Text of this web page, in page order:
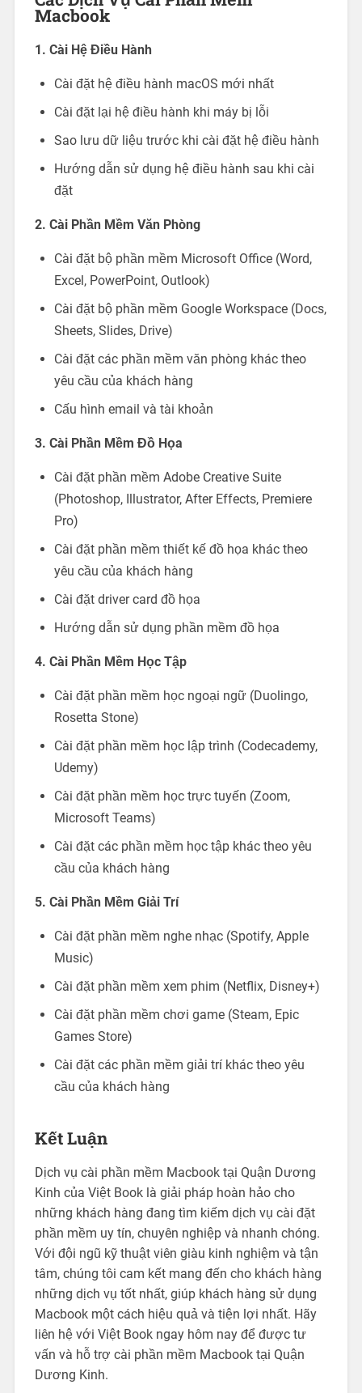
Macbook
1. Cài Hệ Điều Hành
Cài đặt hệ điều hành macOS mới nhất
Cài đặt lại hệ điều hành khi máy bị lỗi
Sao lưu dữ liệu trước khi cài đặt hệ điều hành
Hướng dẫn sử dụng hệ điều hành sau khi cài
đặt
2. Cài Phần Mềm Văn Phòng
Cài đặt bộ phần mềm Microsoft Office (Word,
Excel, PowerPoint, Outlook)
Cài đặt bộ phần mềm Google Workspace (Docs,
Sheets, Slides, Drive)
Cài đặt các phần mềm văn phòng khác theo
yêu cầu của khách hàng
Cấu hình email và tài khoản
3. Cài Phần Mềm Đồ Họa
Cài đặt phần mềm Adobe Creative Suite
(Photoshop, Illustrator, After Effects, Premiere
Pro)
Cài đặt phần mềm thiết kế đồ họa khác theo
yêu cầu của khách hàng
Cài đặt driver card đồ họa
Hướng dẫn sử dụng phần mềm đồ họa
4. Cài Phần Mềm Học Tập
Cài đặt phần mềm học ngoại ngữ (Duolingo,
Rosetta Stone)
Cài đặt phần mềm học lập trình (Codecademy,
Udemy)
Cài đặt phần mềm học trực tuyến (Zoom,
Microsoft Teams)
Cài đặt các phần mềm học tập khác theo yêu
cầu của khách hàng
5. Cài Phần Mềm Giải Trí
Cài đặt phần mềm nghe nhạc (Spotify, Apple
Music)
Cài đặt phần mềm xem phim (Netflix, Disney+)
Cài đặt phần mềm chơi game (Steam, Epic
Games Store)
Cài đặt các phần mềm giải trí khác theo yêu
cầu của khách hàng
Kết Luận
Dịch vụ cài phần mềm Macbook tại Quận Dương
Kinh của Việt Book là giải pháp hoàn hảo cho
những khách hàng đang tìm kiếm dịch vụ cài đặt
phần mềm uy tín, chuyên nghiệp và nhanh chóng.
Với đội ngũ kỹ thuật viên giàu kinh nghiệm và tận
tâm, chúng tôi cam kết mang đến cho khách hàng
những dịch vụ tốt nhất, giúp khách hàng sử dụng
Macbook một cách hiệu quả và tiện lợi nhất. Hãy
liên hệ với Việt Book ngay hôm nay để được tư
vấn và hỗ trợ cài phần mềm Macbook tại Quận
Dương Kinh.